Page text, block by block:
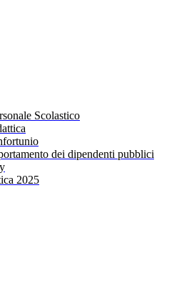
Scolastico
dei dipendenti pubblici
2025